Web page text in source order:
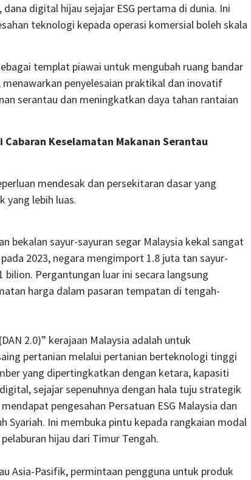
digital hijau sejajar ESG pertama di dunia. Ini
teknologi kepada operasi komersial boleh skala
templat piawai untuk mengubah ruang bandar
penyelesaian praktikal dan inovatif
serantau dan meningkatkan daya tahan rantaian
Cabaran Keselamatan Makanan Serantau
mendesak dan persekitaran dasar yang
yang lebih luas.
bekalan sayur-sayuran segar Malaysia kekal sangat
2023, negara mengimport 1.8 juta tan sayur-
Pergantungan luar ini secara langsung
harga dalam pasaran tempatan di tengah-
2.0)” kerajaan Malaysia adalah untuk
pertanian melalui pertanian berteknologi tinggi
yang dipertingkatkan dengan ketara, kapasiti
sejajar sepenuhnya dengan hala tuju strategik
pengesahan Persatuan ESG Malaysia dan
Syariah. Ini membuka pintu kepada rangkaian modal
hijau dari Timur Tengah.
Asia-Pasifik, permintaan pengguna untuk produk